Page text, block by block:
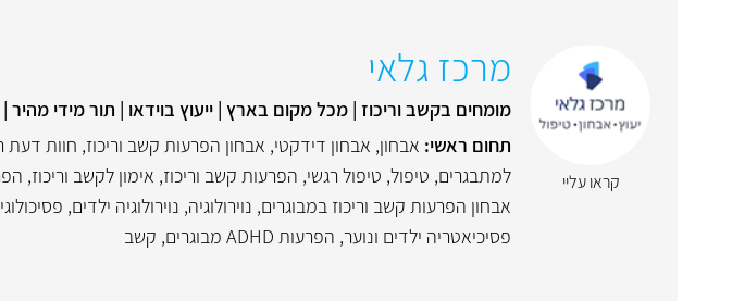
קראו עליי
מרכז גלאי
מומחים בקשב וריכוז | מכל מקום בארץ | ייעוץ בוידאו | תור מידי
תחום ראשי: אבחון, אבחון דידקטי, אבחון הפרעות קשב וריכוז, חוות דעת
למתבגרים, טיפול, טיפול רגשי, הפרעות קשב וריכוז, אימון לקשב וריכוז,
אבחון הפרעות קשב וריכוז במבוגרים, נוירולוגיה, נוירולוגיה ילדים,
פסיכיאטריה ילדים ונוער, הפרעות ADHD מבוגרים , קשב